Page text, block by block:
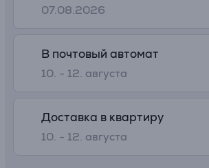
07.08.2026
В почтовый автомат
10. - 12. августа
Доставка в квартиру
10. - 12. августа